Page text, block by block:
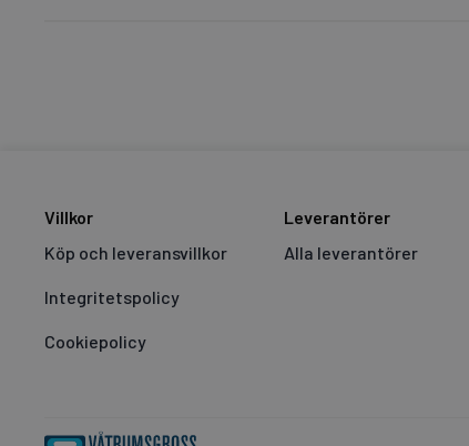
Villkor
Köp och leveransvillkor
Integritetspolicy
Cookiepolicy
Leverantörer
Alla leverantörer